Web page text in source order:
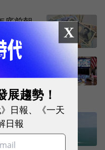
底前朝
品加
效抑制
度不
禦性產
X
展趨勢！
日報、《一天
日報